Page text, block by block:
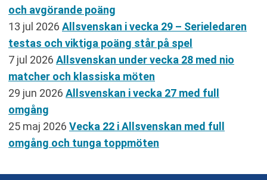
och avgörande poäng
13 jul 2026 Allsvenskan i vecka 29 – Serieledaren
testas och viktiga poäng står på spel
7 jul 2026 Allsvenskan under vecka 28 med nio
matcher och klassiska möten
29 jun 2026 Allsvenskan i vecka 27 med full
omgång
25 maj 2026 Vecka 22 i Allsvenskan med full
omgång och tunga toppmöten